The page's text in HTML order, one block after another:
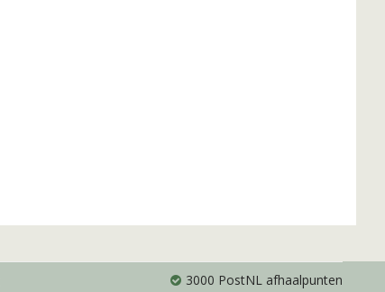
3000 PostNL afhaalpunten